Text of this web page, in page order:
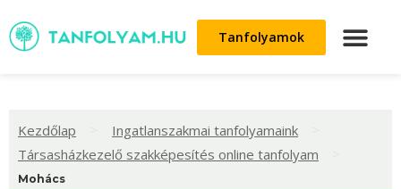
Tanfolyamok
Kezdőlap Ingatlanszakmai tanfolyamaink
Társasházkezelő szakképesítés online tanfolyam
Mohács